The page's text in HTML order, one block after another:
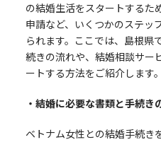
の結婚生活をスタートするた
申請など、いくつかのステッ
られます。ここでは、島根県
続きの流れや、結婚相談サー
ートする方法をご紹介します。
・結婚に必要な書類と手続き
ベトナム女性との結婚手続き